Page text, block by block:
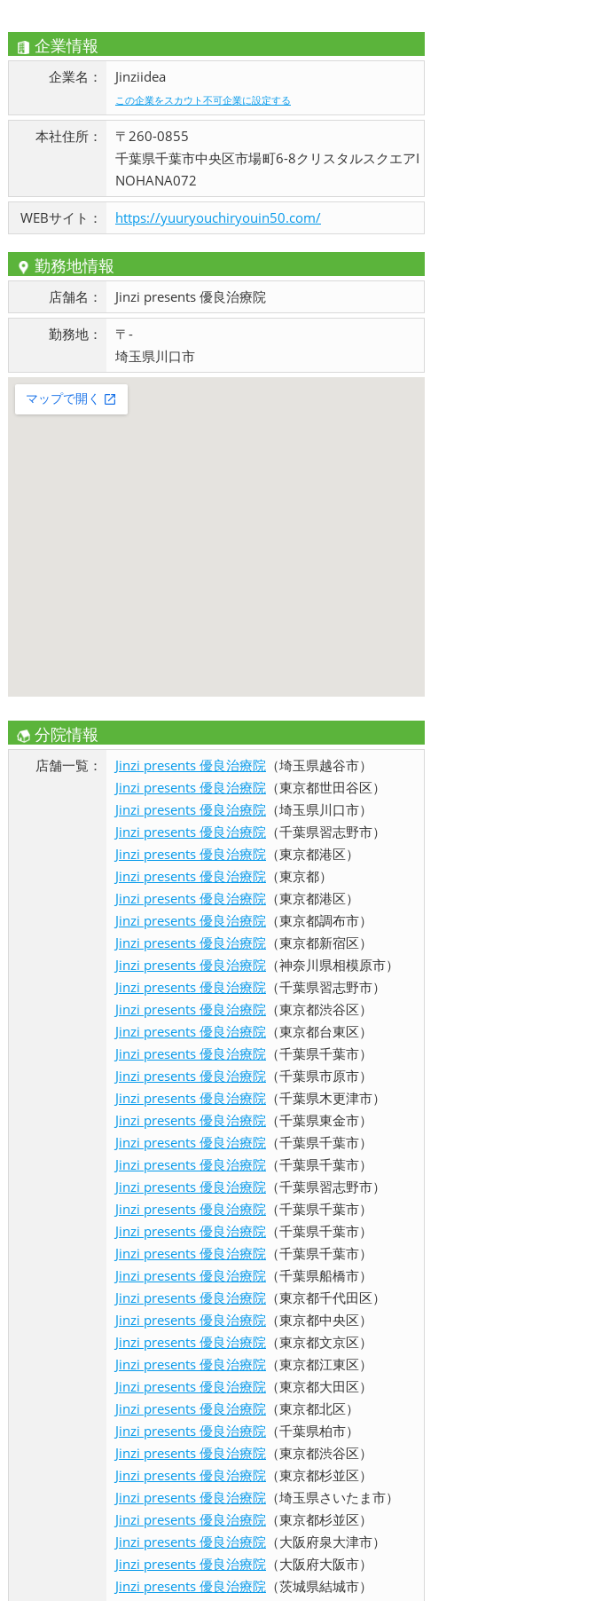
企業情報
企業名： Jinziidea
この企業をスカウト不可企業に設定する
本社住所：
〒260-0855
千葉県千葉市中央区市場町6-8クリスタルスクエアI
NOHANA072
WEBサイト： https://yuuryouchiryouin50.com/
勤務地情報
店舗名： Jinzi presents 優良治療院
勤務地：
〒-
埼玉県川口市
分院情報
店舗一覧： Jinzi presents 優良治療院 （埼玉県越谷市）
Jinzi presents 優良治療院 （東京都世田谷区）
Jinzi presents 優良治療院 （埼玉県川口市）
Jinzi presents 優良治療院 （千葉県習志野市）
Jinzi presents 優良治療院 （東京都港区）
Jinzi presents 優良治療院 （東京都）
Jinzi presents 優良治療院 （東京都港区）
Jinzi presents 優良治療院 （東京都調布市）
Jinzi presents 優良治療院 （東京都新宿区）
Jinzi presents 優良治療院 （神奈川県相模原市）
Jinzi presents 優良治療院 （千葉県習志野市）
Jinzi presents 優良治療院 （東京都渋谷区）
Jinzi presents 優良治療院 （東京都台東区）
Jinzi presents 優良治療院 （千葉県千葉市）
Jinzi presents 優良治療院 （千葉県市原市）
Jinzi presents 優良治療院 （千葉県木更津市）
Jinzi presents 優良治療院 （千葉県東金市）
Jinzi presents 優良治療院 （千葉県千葉市）
Jinzi presents 優良治療院 （千葉県千葉市）
Jinzi presents 優良治療院 （千葉県習志野市）
Jinzi presents 優良治療院 （千葉県千葉市）
Jinzi presents 優良治療院 （千葉県千葉市）
Jinzi presents 優良治療院 （千葉県千葉市）
Jinzi presents 優良治療院 （千葉県船橋市）
Jinzi presents 優良治療院 （東京都千代田区）
Jinzi presents 優良治療院 （東京都中央区）
Jinzi presents 優良治療院 （東京都文京区）
Jinzi presents 優良治療院 （東京都江東区）
Jinzi presents 優良治療院 （東京都大田区）
Jinzi presents 優良治療院 （東京都北区）
Jinzi presents 優良治療院 （千葉県柏市）
Jinzi presents 優良治療院 （東京都渋谷区）
Jinzi presents 優良治療院 （東京都杉並区）
Jinzi presents 優良治療院 （埼玉県さいたま市）
Jinzi presents 優良治療院 （東京都杉並区）
Jinzi presents 優良治療院 （大阪府泉大津市）
Jinzi presents 優良治療院 （大阪府大阪市）
Jinzi presents 優良治療院 （茨城県結城市）